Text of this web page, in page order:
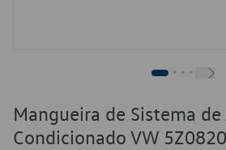
Mangueira de Sistema de
Condicionado VW